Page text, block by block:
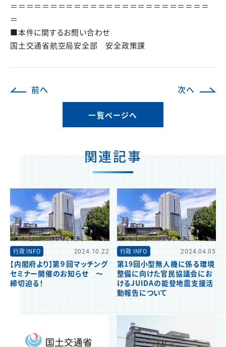
＝＝＝＝＝＝＝＝＝＝＝＝＝＝＝＝＝＝＝＝＝＝＝＝＝
＝
■本件に関するお問い合わせ
国土交通省航空局安全部 安全政策課
前へ 次へ
一覧ページへ
関連記事
行政 INFO 2024.10.22
【内閣府より】第９回マッチング
セミナー開催のお知らせ ～
締切迫る！
行政 INFO 2024.04.05
第19回小型無人機に係る環境
整備に向けた官民協議会にお
けるJUIDAの能登地震支援活
動報告について